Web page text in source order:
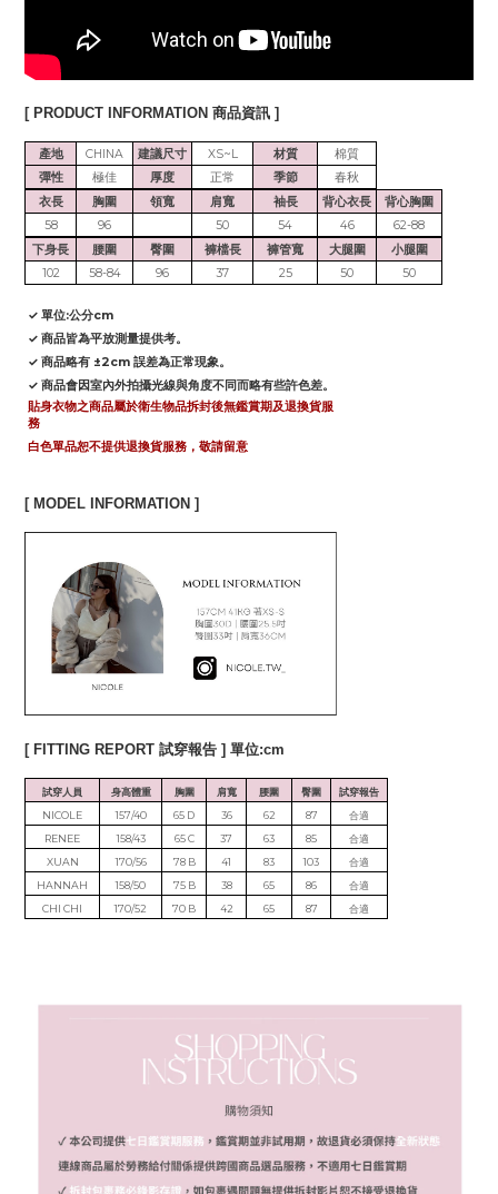
[ PRODUCT INFORMATION 商品資訊 ]
產地 CHINA 建議尺寸 XS~L 材質
棉質
彈性
極佳 厚度 正常 季節
春秋
衣長
胸圍 領寬 肩寬 袖長 背心衣長
背心胸圍
58
96 50 54 46
62-88
下身長
腰圍 臀圍 褲檔長 褲管寬 大腿圍
小腿圍
102
58-84 96 37 25 50 50
✓ 單位:公分cm
✓ 商品皆為平放測量提供考。
✓ 商品略有 ±2cm 誤差為正常現象。
✓ 商品會因室內外拍攝光線與角度不同而略有些許色差。
貼身衣物之商品屬於衛生物品拆封後無鑑賞期及退換貨服
務
白色單品恕不提供退換貨服務，敬請留意
[ MODEL INFORMATION ]
[ FITTING REPORT 試穿報告 ] 單位:cm
試穿人員 身高體重 胸圍 肩寬 腰圍 臀圍
試穿報告
NICOLE
157/40 65 D 36 62 87
合適
RENEE
158/43 65 C 37 63 85
合適
XUAN
170/56 78 B 41 83 103
合適
HANNAH
158/50 75 B 38 65 86
合適
CHI CHI
170/52 70 B 42 65 87 合適